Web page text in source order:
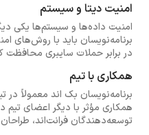
امنیت دیتا و سیستم
امنیت داده‌ها و سیستم‌ها یکی
برنامه‌نویسان باید با روش‌های
در برابر حملات سایبری محافظت
همکاری با تیم
برنامه‌نویسان بک اند معمولاً در
همکاری مؤثر با دیگر اعضای تیم
توسعه‌دهندگان فرانت‌اند،